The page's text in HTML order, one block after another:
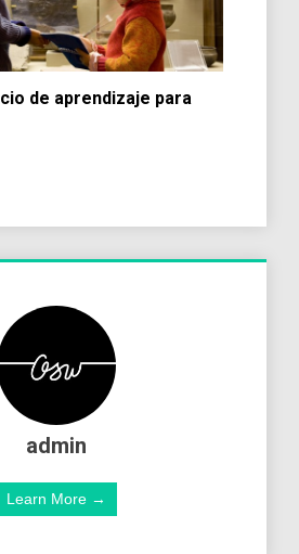
de aprendizaje para
admin
Learn More →